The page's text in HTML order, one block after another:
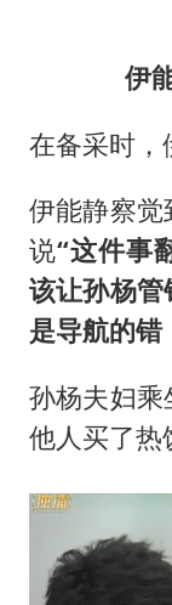
伊
在备采时，
伊能静察
说“这件事
该让孙杨
是导航的错
孙杨夫妇
他人买了热